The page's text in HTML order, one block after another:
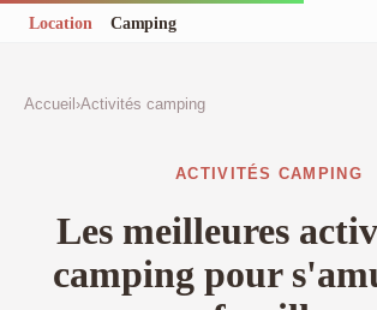
Accueil ›Activités camping
ACTIVITÉS CAMPING
Les meilleures
camping pour